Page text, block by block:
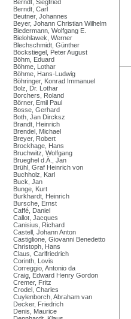
Berndt, Siegfried
Berndt, Carl
Beutner, Johannes
Beyer, Johann Christian Wilhelm
Biedermann, Wolfgang E.
Bielohlawek, Werner
Blechschmidt, Günther
Böckstiegel, Peter August
Böhm, Eduard
Böhme, Lothar
Böhme, Hans-Ludwig
Böhringer, Konrad Immanuel
Bolz, Dr. Lothar
Borchers, Roland
Börner, Emil Paul
Bosse, Gerhard
Both, Jan Dircksz
Brandt, Heinrich
Brendel, Michael
Breyer, Robert
Brockhage, Hans
Bruchwitz, Wolfgang
Brueghel d.Ä., Jan
Brühl, Graf Heinrich von
Buchholz, Karl
Buck, Jan
Bunge, Kurt
Burkhardt, Heinrich
Bursche, Ernst
Caffé, Daniel
Callot, Jacques
Canisius, Richard
Castell, Johann Anton
Castiglione, Giovanni Benedetto
Christoph, Hans
Claus, Carlfriedrich
Corinth, Lovis
Correggio, Antonio da
Craig, Edward Henry Gordon
Cremer, Fritz
Crodel, Charles
Cuylenborch, Abraham van
Decker, Friedrich
Denis, Maurice